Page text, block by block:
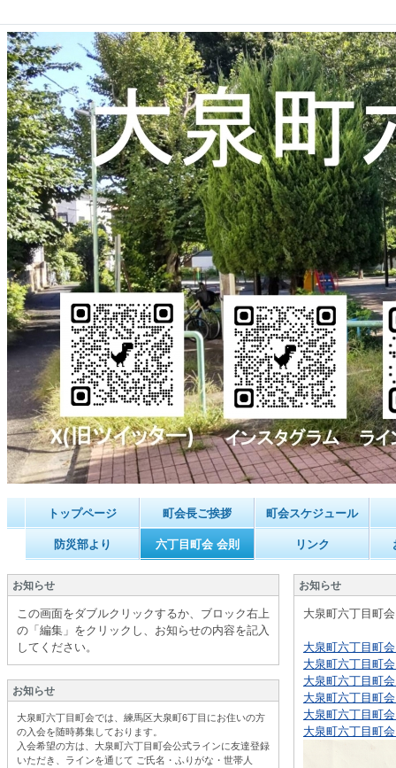
トップページ 町会長ご挨拶 町会スケジュール
防災部より 六丁目町会 会則 リンク
お知らせ
この画面をダブルクリックするか、ブロック右上
の「編集」をクリックし、お知らせの内容を記入
してください。
お知らせ
大泉町六丁目町会では、練馬区大泉町6丁目にお住いの方
の入会を随時募集しております。
入会希望の方は、大泉町六丁目町会公式ラインに友達登録
いただき、ラインを通じて ご氏名・ふりがな・世帯人
お知らせ
大泉町六丁目町
大泉町六丁目町
大泉町六丁目町
大泉町六丁目町
大泉町六丁目町
大泉町六丁目町
大泉町六丁目町